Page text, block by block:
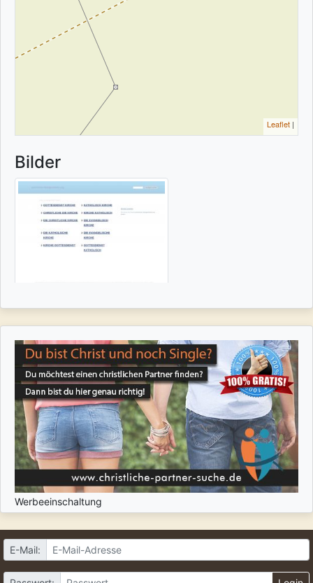
Leaflet |
Bilder
Werbeeinschaltung
E-Mail: